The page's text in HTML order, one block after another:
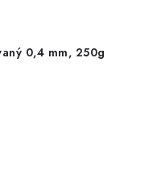
0,4 mm, 250g